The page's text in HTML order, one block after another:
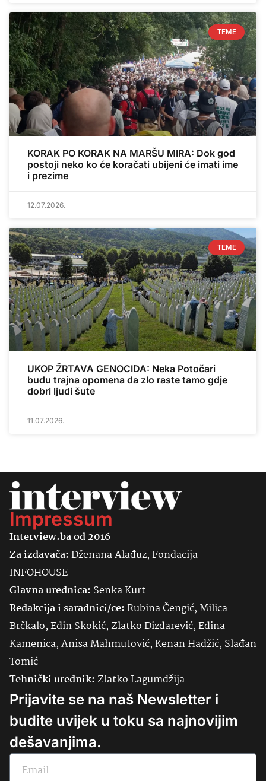
TEME
KORAK PO KORAK NA MARŠU MIRA: Dok god
postoji neko ko će koračati ubijeni će imati ime
i prezime
12.07.2026.
TEME
UKOP ŽRTAVA GENOCIDA: Neka Potočari
budu trajna opomena da zlo raste tamo gdje
dobri ljudi šute
11.07.2026.
Impressum
Interview.ba od 2016
Za izdavača:Dženana Alađuz, Fondacija
INFOHOUSE
Glavna urednica: SenkaKurt
Redakcija i saradnici/ce:Rubina Čengić, Milica
Brčkalo, Edin Skokić, Zlatko Dizdarević, Edina
Kamenica, Anisa Mahmutović, Kenan Hadžić, Slađan
Tomić
Tehnički urednik:Zlatko Lagumdžija
Prijavite se na naš Newsletter i
budite uvijek u toku sa najnovijim
dešavanjima.